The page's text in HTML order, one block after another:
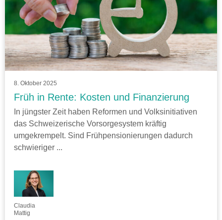
8. Oktober 2025
Früh in Rente: Kosten und Finanzierung
In jüngster Zeit haben Reformen und Volksinitiativen
das Schweizerische Vorsorgesystem kräftig
umgekrempelt. Sind Frühpensionierungen dadurch
schwieriger ...
Claudia
Mattig